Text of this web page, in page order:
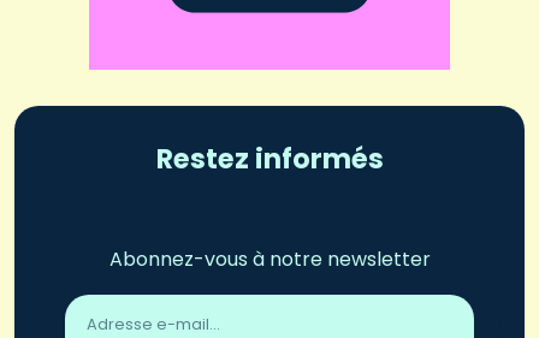
Restez informés
Abonnez-vous à notre newsletter
Adresse
email